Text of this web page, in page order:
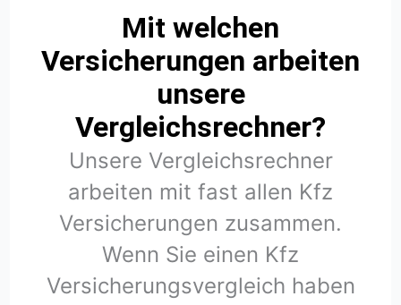
Mit welchen
Versicherungen arbeiten
unsere
Vergleichsrechner?
Unsere Vergleichsrechner
arbeiten mit fast allen Kfz
Versicherungen zusammen.
Wenn Sie einen Kfz
Versicherungsvergleich haben